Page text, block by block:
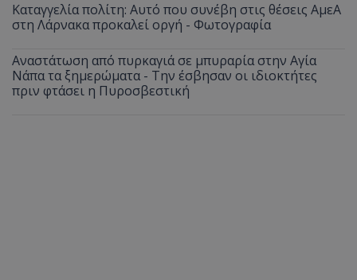
Καταγγελία πολίτη: Αυτό που συνέβη στις θέσεις ΑμεΑ
στη Λάρνακα προκαλεί οργή - Φωτογραφία
Αναστάτωση από πυρκαγιά σε μπυραρία στην Αγία
Νάπα τα ξημερώματα - Την έσβησαν οι ιδιοκτήτες
πριν φτάσει η Πυροσβεστική